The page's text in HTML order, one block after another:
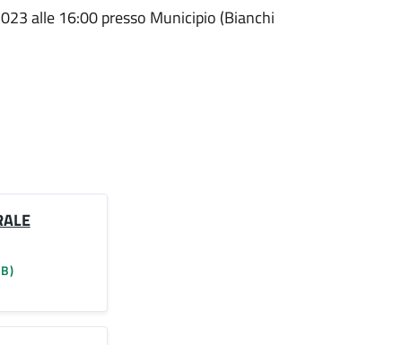
alle 16:00 presso Municipio (Bianchi